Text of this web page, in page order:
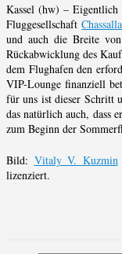
Kassel (hw) – Eigentlich
Fluggesellschaft
und auch die Breite
Rückabwicklung des
dem Flughafen den
VIP-Lounge finanziell
für uns ist dieser Schritt
das natürlich auch, dass
zum Beginn der
Bild: Vitaly V. Kuzmin
lizenziert.